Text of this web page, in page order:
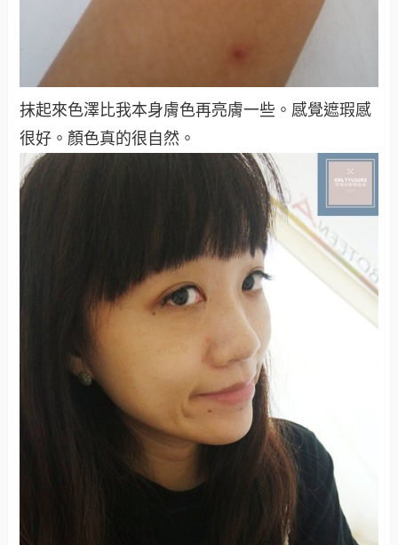
抹起來色澤比我本身膚色再亮膚一些。感覺遮瑕感
很好。顏色真的很自然。